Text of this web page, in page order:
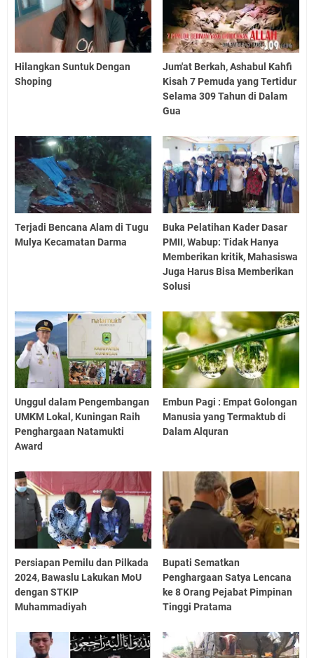
Hilangkan Suntuk Dengan
Shoping
Jum'at Berkah, Ashabul Kahfi
Kisah 7 Pemuda yang Tertidur
Selama 309 Tahun di Dalam
Gua
Terjadi Bencana Alam di Tugu
Mulya Kecamatan Darma
Buka Pelatihan Kader Dasar
PMII, Wabup: Tidak Hanya
Memberikan kritik, Mahasiswa
Juga Harus Bisa Memberikan
Solusi
Unggul dalam Pengembangan
UMKM Lokal, Kuningan Raih
Penghargaan Natamukti
Award
Embun Pagi : Empat Golongan
Manusia yang Termaktub di
Dalam Alquran
Persiapan Pemilu dan Pilkada
2024, Bawaslu Lakukan MoU
dengan STKIP
Muhammadiyah
Bupati Sematkan
Penghargaan Satya Lencana
ke 8 Orang Pejabat Pimpinan
Tinggi Pratama